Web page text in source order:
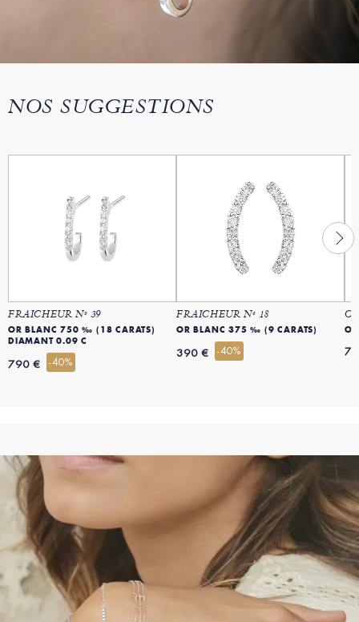
NOS SUGGESTIONS
FRAICHEUR Nº 39
OR BLANC 750 ‰ (18 CARATS)
DIAMANT 0.09 C
790 € -40%
FRAICHEUR Nº 18
OR BLANC 375 ‰ (9 CARATS)
390 € -40%